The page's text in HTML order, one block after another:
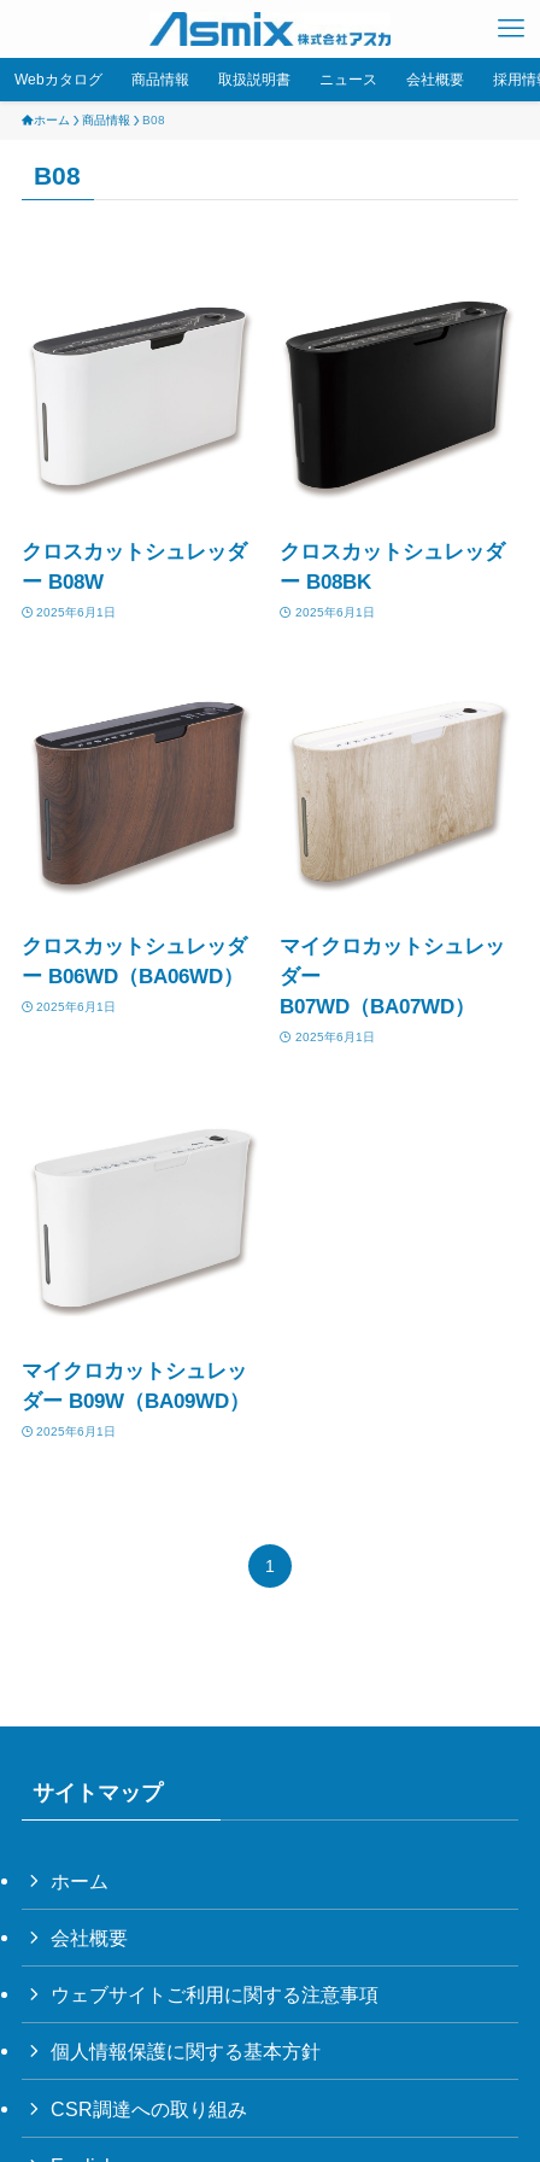
Webカタログ 商品情報 取扱説明書 ニュース 会社概要 採用情
ホーム 商品情報 B08
B08
クロスカットシュレッダ
ー B08W
2025年6月1日
クロスカットシュレッダ
ー B08BK
2025年6月1日
クロスカットシュレッダ
ー B06WD（BA06WD）
2025年6月1日
マイクロカットシュレッ
ダー
B07WD（BA07WD）
2025年6月1日
マイクロカットシュレッ
ダー B09W（BA09WD）
2025年6月1日
1
サイトマップ
ホーム
会社概要
ウェブサイトご利用に関する注意事項
個人情報保護に関する基本方針
CSR調達への取り組み